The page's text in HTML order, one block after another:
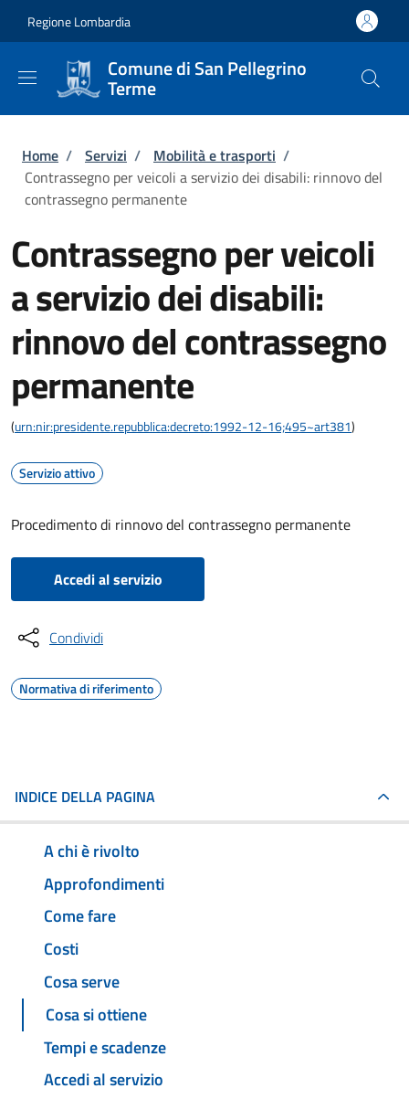
Regione Lombardia
Comune di San Pellegrino
Terme
Briciole di pane
Home / Servizi / Mobilità e trasporti /
Contrassegno per veicoli a servizio dei disabili: rinnovo del
contrassegno permanente
Contrassegno per veicoli
a servizio dei disabili:
rinnovo del contrassegno
permanente
(urn:nir:presidente.repubblica:decreto:1992-12-16;495~art381)
Servizio attivo
Procedimento di rinnovo del contrassegno permanente
Accedi al servizio
Condividi
Normativa di riferimento
INDICE DELLA PAGINA
A chi è rivolto
Approfondimenti
Come fare
Costi
Cosa serve
Cosa si ottiene
Tempi e scadenze
Accedi al servizio